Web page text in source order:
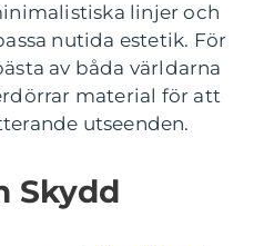
linjer och
nutida estetik. För
av båda världarna
material för att
utseenden.
Skydd